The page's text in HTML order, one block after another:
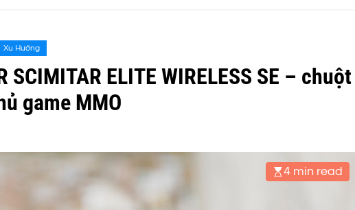
Xu Hướng
SCIMITAR ELITE WIRELESS SE – chuột
game MMO
4 min read